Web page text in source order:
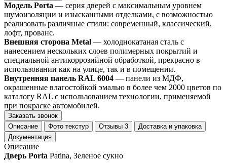
Модель Porta — серия дверей с максимальным уровнем
шумоизоляции и изысканными отделками, с возможностью
реализовать различные стили: современный, классический,
лофт, прованс.
Внешняя сторона Metal — холоднокатаная сталь с
нанесением нескольких слоев полимерных покрытий и
специальной антикоррозийной обработкой, прекрасно в
использовании как на улице, так и в помещении.
Внутренняя панель RAL 6004 — панели из МДФ,
окрашенные влагостойкой эмалью в более чем 2000 цветов по
каталогу RAL с использованием технологии, применяемой
при покраске автомобилей.
Заказать звонок
Описание
Фото текстур Отзывы 3
Доставка и упаковка
Документация
Описание
Дверь Porta Patina, Зеленое сукно